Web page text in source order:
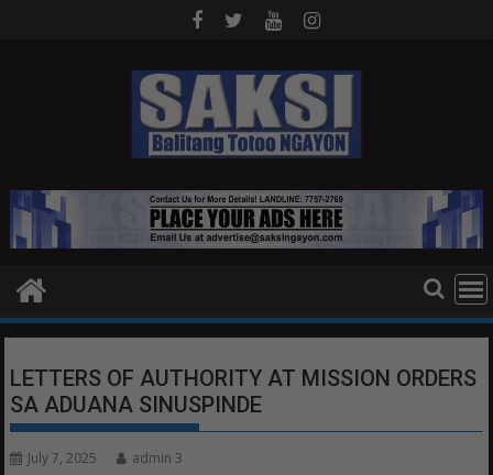
LETTERS OF AUTHORITY AT MISSION ORDERS
SA ADUANA SINUSPINDE
July 7, 2025 admin 3